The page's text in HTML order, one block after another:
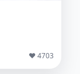
♥ 4703